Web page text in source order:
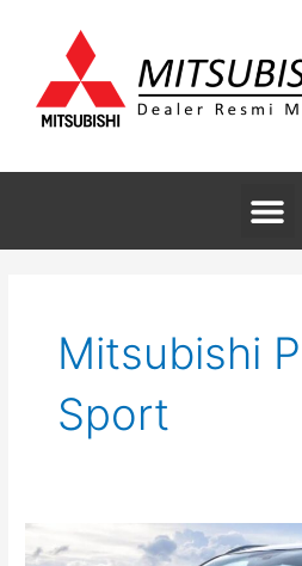
Mitsubishi
Sport
Mitsubishi